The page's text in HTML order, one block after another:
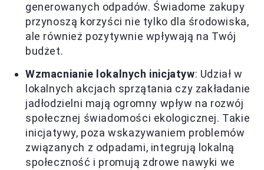
generowanych odpadów. Świadome zakupy
przynoszą korzyści nie tylko dla środowiska,
ale również pozytywnie wpływają na Twój
budżet.
Wzmacnianie lokalnych inicjatyw: Udział w
lokalnych akcjach sprzątania czy zakładanie
jadłodzielni mają ogromny wpływ na rozwój
społecznej świadomości ekologicznej. Takie
inicjatywy, poza wskazywaniem problemów
związanych z odpadami, integrują lokalną
społeczność i promują zdrowe nawyki we